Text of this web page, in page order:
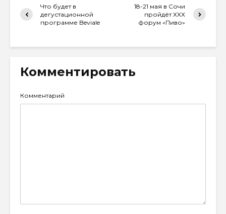
Что будет в
дегустационной
программе Beviale
18-21 мая в Сочи
пройдёт XXX
форум «Пиво»
Комментировать
Комментарий